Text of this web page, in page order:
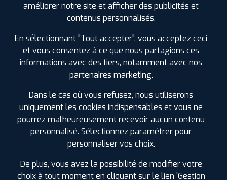
améliorer notre site et afficher des publicités et
contenus personnalisés.
En sélectionnant "Tout accepter", vous acceptez ceci
et vous consentez à ce que nous partagions ces
informations avec des tiers, notamment avec nos
partenaires marketing.
Dans le cas où vous refusez, nous utiliserons
uniquement les cookies indispensables et vous ne
pourrez malheureusement recevoir aucun contenu
personnalisé. Sélectionnez paramétrer pour
personnaliser vos choix.
De plus, vous avez la possibilité de modifier votre
choix à tout moment en cliquant sur le lien 'Gestion